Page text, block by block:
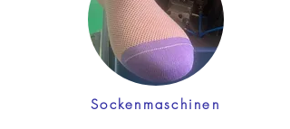
Sockenmaschinen